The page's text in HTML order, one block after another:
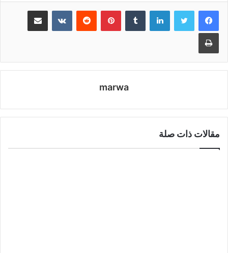
لينكدإن بينتيريست مشاركة عبر البريد
طباعة
marwa
مقالات ذات صلة